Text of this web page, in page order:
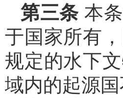
第三条 本
于国家所有
规定的水下
域内的起源